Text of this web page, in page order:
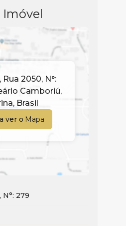
Imóvel
Rua 2050, N°:
Camboriú,
, Brasil
ver o Mapa
, N°: 279